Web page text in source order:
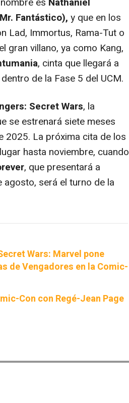
Fantástico), y que en los
Lad, Immortus, Rama-Tut o
gran villano, ya como Kang,
, cinta que llegará a
de la Fase 5 del UCM.
Secret Wars, la
se estrenará siete meses
2025. La próxima cita de los
hasta noviembre, cuando
, que presentará a
será el turno de la
Wars: Marvel pone
de Vengadores en la Comic-
Con con Regé-Jean Page